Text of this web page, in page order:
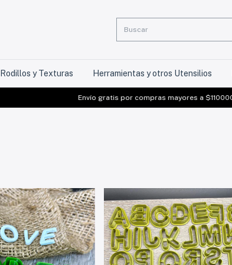
Rodillos y Texturas Herramientas y otros Utensilios
Envío gratis por compras mayores a $110000